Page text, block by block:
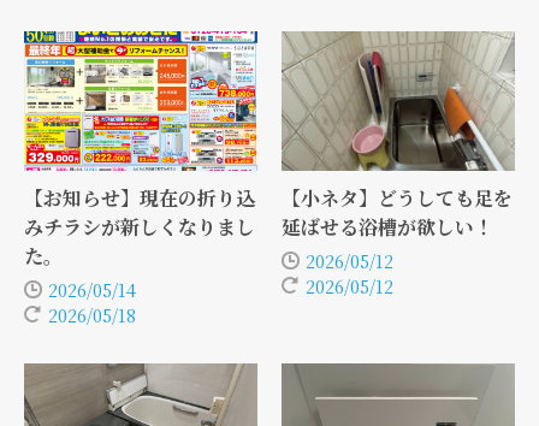
【お知らせ】現在の折り込
みチラシが新しくなりまし
た。
2026/05/14
2026/05/18
【小ネタ】どうしても足を
延ばせる浴槽が欲しい！
2026/05/12
2026/05/12